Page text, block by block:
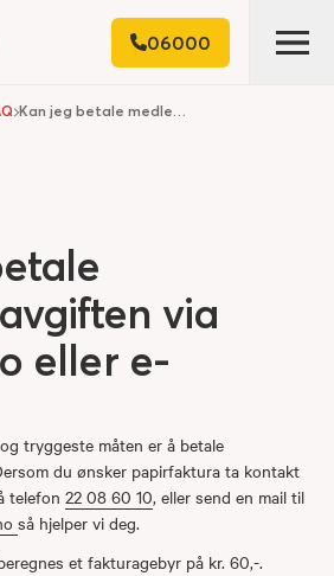
06000
Kan jeg betale medlemsavgiften via AvtaleGiro eller e-faktura?
via
eller e-
tryggeste måten er å betale
du ønsker papirfaktura ta kontakt
telefon 22 08 60 10, eller send en mail til
så hjelper vi deg.
et fakturagebyr på kr. 60,-.